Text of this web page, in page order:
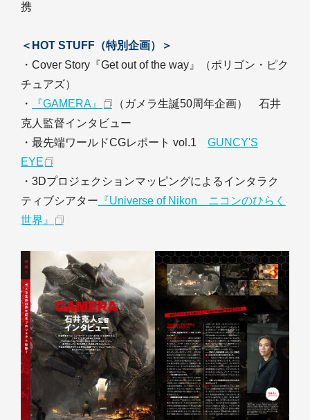
携
＜HOT STUFF（特別企画）＞
・Cover Story『Get out of the way』（ポリゴン・ピク
チュアズ）
・
『GAMERA』
（ガメラ生誕50周年企画） 石井
克人監督インタビュー
・最先端ワールドCGレポート vol.1 GUNCY'S
EYE
・3Dプロジェクションマッピングによるインタラク
ティブシアター 『Universe of Nikon ニコンのひらく
世界』